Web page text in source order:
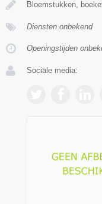
Bloemstukken,
Diensten onbekend
Openingstijden
Sociale media: